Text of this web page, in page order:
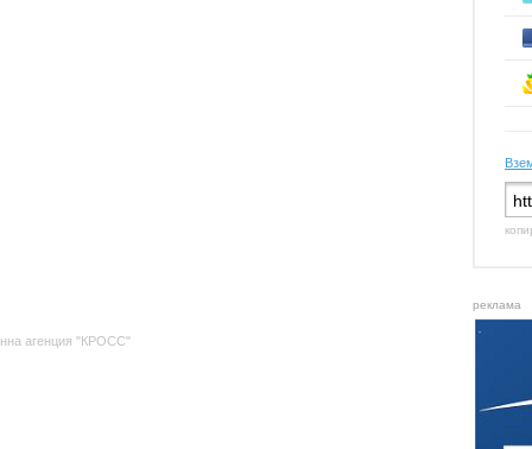
агенция "КРОСС"
реклама